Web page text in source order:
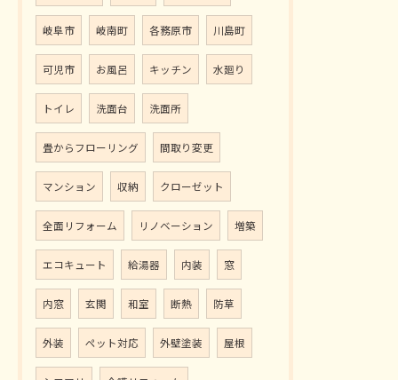
岐阜市 岐南町 各務原市 川島町
可児市 お風呂 キッチン 水廻り
トイレ 洗面台 洗面所
畳からフローリング 間取り変更
マンション 収納 クローゼット
全面リフォーム リノベーション 増築
エコキュート 給湯器 内装 窓
内窓 玄関 和室 断熱 防草
外装 ペット対応 外壁塗装 屋根